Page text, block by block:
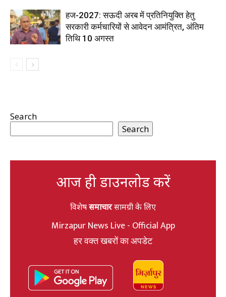
हज-2027: सऊदी अरब में प्रतिनियुक्ति हेतु
सरकारी कर्मचारियों से आवेदन आमंत्रित, अंतिम
तिथि 10 अगस्त
Search
Search
आज ही डाउनलोड करें
विशेषसमाचारसामग्री के लिए
Mirzapur News Live - Official App
हर वक्त खबरों का अपडेट